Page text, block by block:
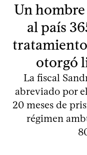
Un
al país
otorgó
La fiscal
abreviado por
20 meses de
régimen